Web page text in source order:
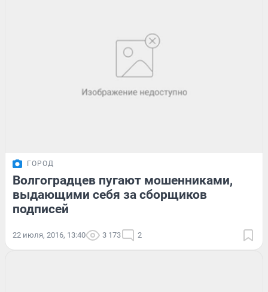
ГОРОД
Волгоградцев пугают мошенниками,
выдающими себя за сборщиков
подписей
22 июля, 2016, 13:40 3 173 2